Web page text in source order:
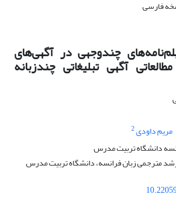
چندوجهی در آگهی‌های
آگهی تبلیغاتی چندزبانه
مریم داودی2
دانشگاه تربیت مدرس
مترجمی زبان فرانسه، دانشگاه تربیت مدرس